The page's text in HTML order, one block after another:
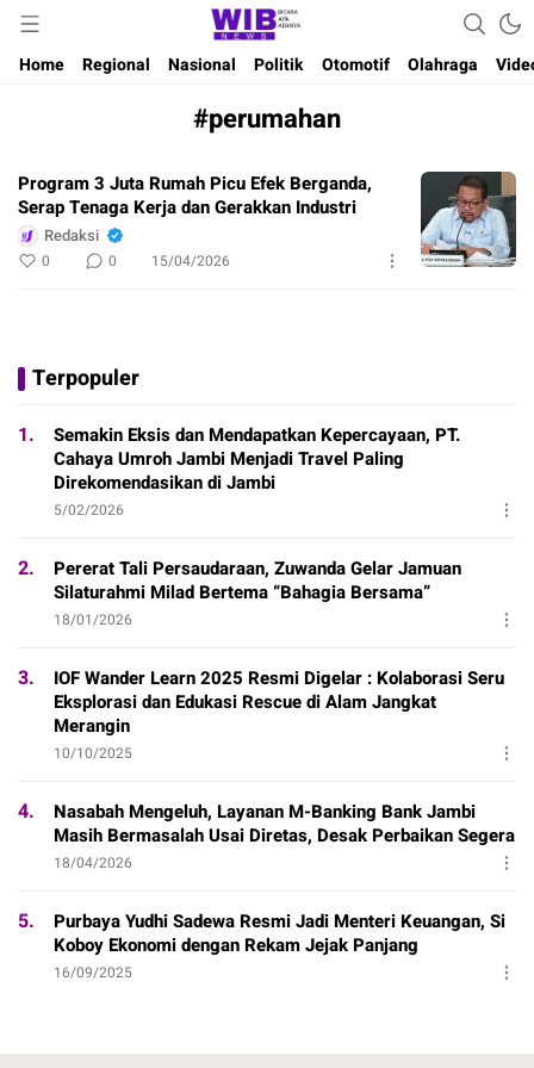
Wibnews
Waktu Indonesia Bicara
Home
Regional Nasional Politik Otomotif Olahraga
#perumahan
Program 3 Juta Rumah Picu Efek Berganda,
Serap Tenaga Kerja dan Gerakkan Industri
Redaksi
0 0 15/04/2026
Terpopuler
1.
Semakin Eksis dan Mendapatkan Kepercayaan, PT.
Cahaya Umroh Jambi Menjadi Travel Paling
Direkomendasikan di Jambi
5/02/2026
2.
Pererat Tali Persaudaraan, Zuwanda Gelar Jamuan
Silaturahmi Milad Bertema “Bahagia Bersama”
18/01/2026
3.
IOF Wander Learn 2025 Resmi Digelar : Kolaborasi Seru
Eksplorasi dan Edukasi Rescue di Alam Jangkat
Merangin
10/10/2025
4.
Nasabah Mengeluh, Layanan M-Banking Bank Jambi
Masih Bermasalah Usai Diretas, Desak Perbaikan Segera
18/04/2026
5.
Purbaya Yudhi Sadewa Resmi Jadi Menteri Keuangan, Si
Koboy Ekonomi dengan Rekam Jejak Panjang
16/09/2025